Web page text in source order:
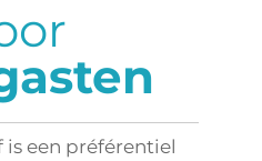
een préférentiel